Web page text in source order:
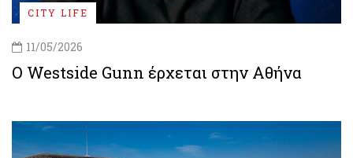
CITY LIFE
11/05/2026
Ο Westside Gunn έρχεται στην Αθήνα